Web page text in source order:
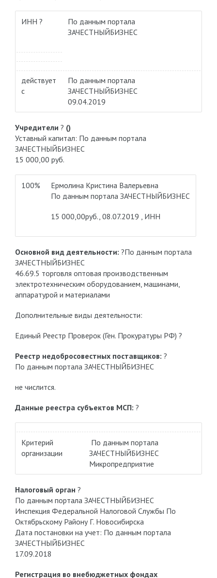
ИНН ?
По данным портала
ЗАЧЕСТНЫЙБИЗНЕС
действует
с
По данным портала
ЗАЧЕСТНЫЙБИЗНЕС
09.04.2019
Учредители ? ()
Уставный капитал: По данным портала
ЗАЧЕСТНЫЙБИЗНЕС
15 000,00 руб.
100%
Ермолина Кристина Валерьевна
По данным портала ЗАЧЕСТНЫЙБИЗНЕС
15 000,00руб., 08.07.2019 , ИНН
Основной вид деятельности: ?По данным портала
ЗАЧЕСТНЫЙБИЗНЕС
46.69.5 торговля оптовая производственным
электротехническим оборудованием, машинами,
аппаратурой и материалами
Дополнительные виды деятельности:
Единый Реестр Проверок (Ген. Прокуратуры РФ) ?
Реестр недобросовестных поставщиков: ?
По данным портала ЗАЧЕСТНЫЙБИЗНЕС
не числится.
Данные реестра субъектов МСП: ?
Критерий
организации
По данным портала
ЗАЧЕСТНЫЙБИЗНЕС
Микропредприятие
Налоговый орган ?
По данным портала ЗАЧЕСТНЫЙБИЗНЕС
Инспекция Федеральной Налоговой Службы По
Октябрьскому Району Г. Новосибирска
Дата постановки на учет: По данным портала
ЗАЧЕСТНЫЙБИЗНЕС
17.09.2018
Регистрация во внебюджетных фондах